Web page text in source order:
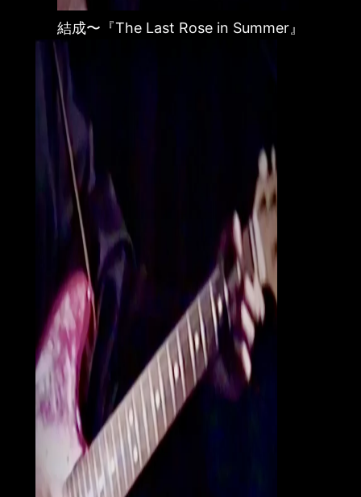
結成〜『The Last Rose in Summer』